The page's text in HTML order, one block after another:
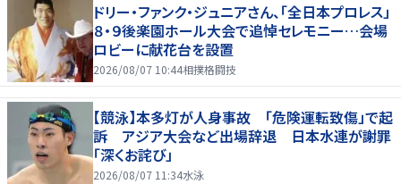
ドリー・ファンク・ジュニアさん、「全日本プロレス」
８・９後楽園ホール大会で追悼セレモニー…会場
ロビーに献花台を設置
2026/08/07 10:44相撲格闘技
【競泳】本多灯が人身事故 「危険運転致傷」で起
訴 アジア大会など出場辞退 日本水連が謝罪
「深くお詫び」
2026/08/07 11:34水泳